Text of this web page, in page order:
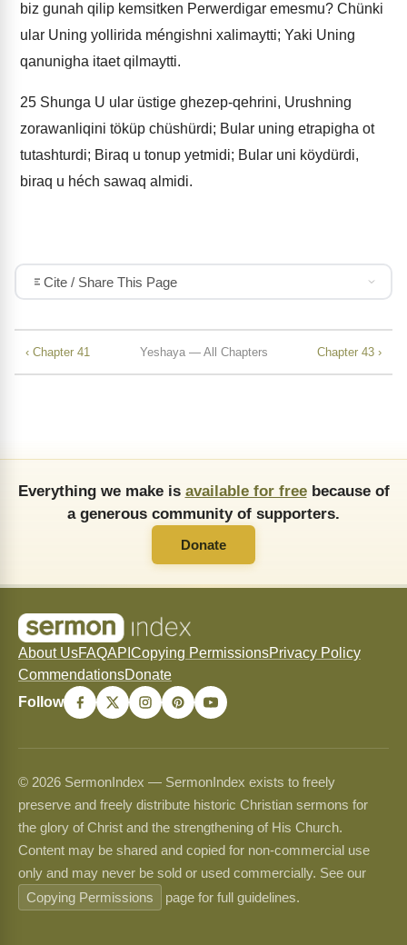
biz gunah qilip kemsitken Perwerdigar emesmu? Chünki
ular Uning yollirida méngishni xalimaytti; Yaki Uning
qanunigha itaet qilmaytti.
25 Shunga U ular üstige ghezep-qehrini, Urushning
zorawanliqini töküp chüshürdi; Bular uning etrapigha ot
tutashturdi; Biraq u tonup yetmidi; Bular uni köydürdi,
biraq u héch sawaq almidi.
Cite / Share This Page
‹ Chapter 41 Yeshaya — All Chapters Chapter 43 ›
Everything we make is available for freebecause of
a generous community of supporters.
Donate
About UsFAQAPI Copying PermissionsPrivacy Policy
CommendationsDonate
Follow
© 2026 SermonIndex — SermonIndex exists to freely
preserve and freely distribute historic Christian sermons for
the glory of Christ and the strengthening of His Church.
Content may be shared and copied for non-commercial use
only and may never be sold or used commercially. See our
Copying Permissions
page for full guidelines.